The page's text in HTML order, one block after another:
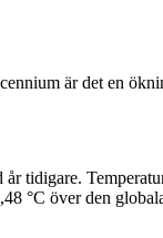
är det en
år tidigare.
°C över den